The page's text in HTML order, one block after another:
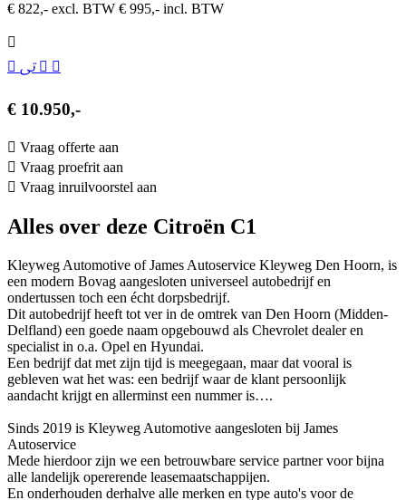
€ 822,- excl. BTW € 995,- incl. BTW
€ 10.950,-
Vraag offerte aan
Vraag proefrit aan
Vraag inruilvoorstel aan
Alles over deze Citroën C1
Kleyweg Automotive of James Autoservice Kleyweg Den Hoorn, is
een modern Bovag aangesloten universeel autobedrijf en
ondertussen toch een écht dorpsbedrijf.
Dit autobedrijf heeft tot ver in de omtrek van Den Hoorn (Midden-
Delfland) een goede naam opgebouwd als Chevrolet dealer en
specialist in o.a. Opel en Hyundai.
Een bedrijf dat met zijn tijd is meegegaan, maar dat vooral is
gebleven wat het was: een bedrijf waar de klant persoonlijk
aandacht krijgt en allerminst een nummer is….
Sinds 2019 is Kleyweg Automotive aangesloten bij James
Autoservice
Mede hierdoor zijn we een betrouwbare service partner voor bijna
alle landelijk opererende leasemaatschappijen.
En onderhouden derhalve alle merken en type auto's voor de